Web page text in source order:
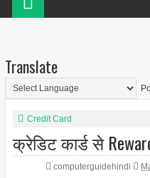
Translate
Credit Card
क्रेडिट कार्ड से
computerguidehindi